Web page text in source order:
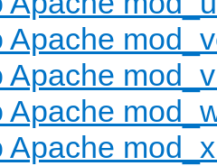
Apache
Apache
Apache
Apache